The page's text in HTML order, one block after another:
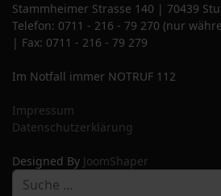
Stammheimer Strasse 140 | 70439
Telefon: 0711 - 216 - 79 270 (nur
| Fax: 0711 - 216 - 79 279
Im Notfall immer NOTRUF 112
Impressum
Datenschutzerklärung
Designed By JoomShaper